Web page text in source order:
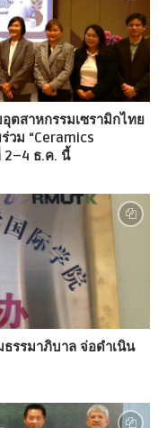
ตสาหกรรมเซรามิกไทย
วม “Ceramics
2–4 ธ.ค. นี้
ธรรมาภิบาล จ่อดำเนิน